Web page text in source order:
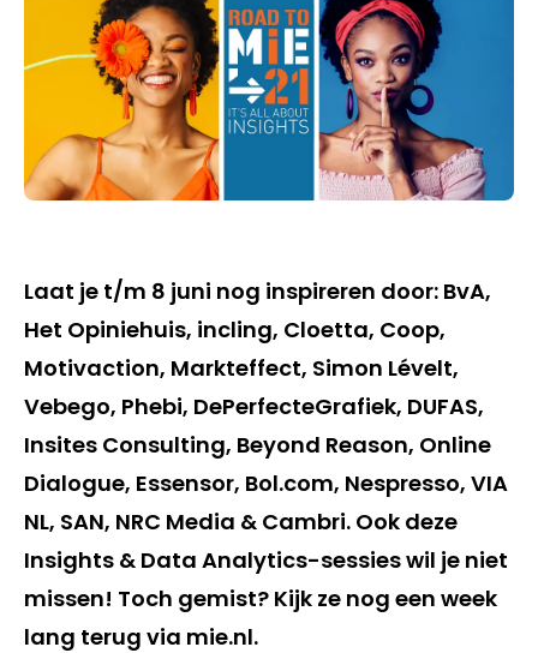
Laat je t/m 8 juni nog inspireren door: BvA,
Het Opiniehuis, incling, Cloetta, Coop,
Motivaction, Markteffect, Simon Lévelt,
Vebego, Phebi, DePerfecteGrafiek, DUFAS,
Insites Consulting, Beyond Reason, Online
Dialogue, Essensor, Bol.com, Nespresso, VIA
NL, SAN, NRC Media & Cambri. Ook deze
Insights & Data Analytics-sessies wil je niet
missen! Toch gemist? Kijk ze nog een week
lang terug via mie.nl.